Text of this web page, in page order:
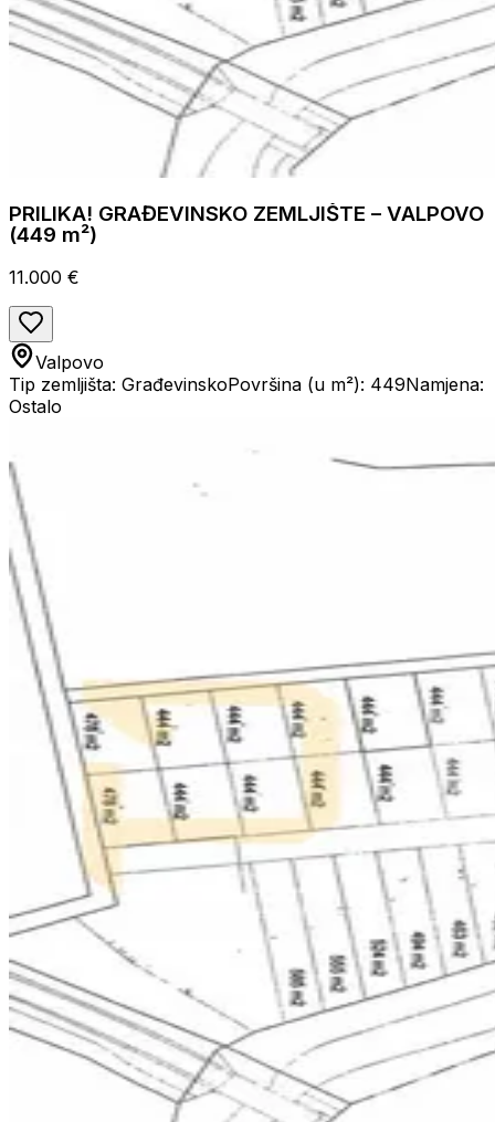
PRILIKA! GRAĐEVINSKO ZEMLJIŠTE – VALPOVO
(449 m²)
11.000 €
Valpovo
Tip zemljišta: GrađevinskoPovršina (u m²): 449Namjena:
Ostalo